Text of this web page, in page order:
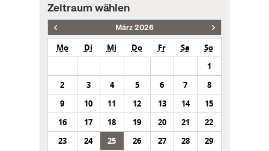
Zeitraum wählen
März 2026
Mo Di Mi Do Fr Sa
So
1
2
3 4 5 6 7
8
9
10 11 12 13 14
15
16
17 18 19 20 21
22
23
24 25 26 27 28
29